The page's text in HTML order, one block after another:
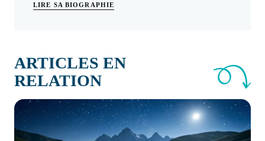
LIRE SA BIOGRAPHIE
ARTICLES EN
RELATION